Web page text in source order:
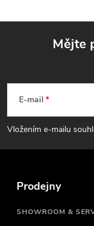
p
Mějte
E-mail
Vložením e-mailu
Prodejny
SHOWROOM &